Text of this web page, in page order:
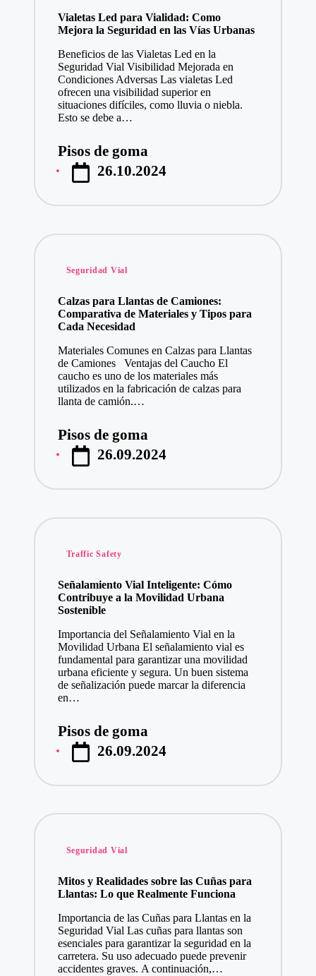
Vialetas Led para Vialidad: Como
Mejora la Seguridad en las Vías Urbanas
Beneficios de las Vialetas Led en la
Seguridad Vial Visibilidad Mejorada en
Condiciones Adversas Las vialetas Led
ofrecen una visibilidad superior en
situaciones difíciles, como lluvia o niebla.
Esto se debe a…
Publicado
por
Pisos de goma
26.10.2024
Publicado
Seguridad Vial
Calzas para Llantas de Camiones:
Comparativa de Materiales y Tipos para
Cada Necesidad
Materiales Comunes en Calzas para Llantas
de Camiones Ventajas del Caucho El
caucho es uno de los materiales más
utilizados en la fabricación de calzas para
llanta de camión.…
Publicado
por
Pisos de goma
26.09.2024
Publicado
Traffic Safety
Señalamiento Vial Inteligente: Cómo
Contribuye a la Movilidad Urbana
Sostenible
Importancia del Señalamiento Vial en la
Movilidad Urbana El señalamiento vial es
fundamental para garantizar una movilidad
urbana eficiente y segura. Un buen sistema
de señalización puede marcar la diferencia
en…
Publicado
por
Pisos de goma
26.09.2024
Publicado
Seguridad Vial
Mitos y Realidades sobre las Cuñas para
Llantas: Lo que Realmente Funciona
Importancia de las Cuñas para Llantas en la
Seguridad Vial Las cuñas para llantas son
esenciales para garantizar la seguridad en la
carretera. Su uso adecuado puede prevenir
accidentes graves. A continuación,…